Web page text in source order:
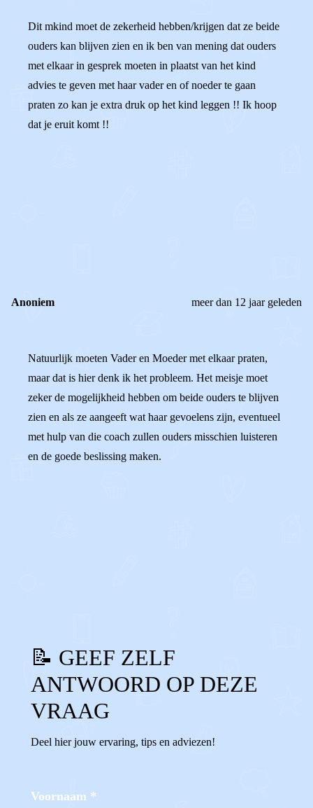
Dit mkind moet de zekerheid hebben/krijgen dat ze beide
ouders kan blijven zien en ik ben van mening dat ouders
met elkaar in gesprek moeten in plaatst van het kind
advies te geven met haar vader en of noeder te gaan
praten zo kan je extra druk op het kind leggen !! Ik hoop
dat je eruit komt !!
Anoniem meer dan 12 jaar geleden
Natuurlijk moeten Vader en Moeder met elkaar praten,
maar dat is hier denk ik het probleem. Het meisje moet
zeker de mogelijkheid hebben om beide ouders te blijven
zien en als ze aangeeft wat haar gevoelens zijn, eventueel
met hulp van die coach zullen ouders misschien luisteren
en de goede beslissing maken.
📝 GEEF ZELF
ANTWOORD OP DEZE
VRAAG
Deel hier jouw ervaring, tips en adviezen!
Voornaam *